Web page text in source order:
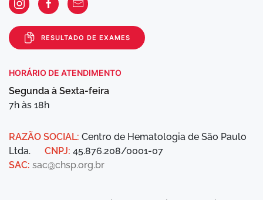
RESULTADO DE EXAMES
HORÁRIO DE ATENDIMENTO
Segunda à Sexta-feira
7h às 18h
RAZÃO SOCIAL: Centro de Hematologia de São Paulo
Ltda. CNPJ: 45.876.208/0001-07
SAC: sac@chsp.org.br